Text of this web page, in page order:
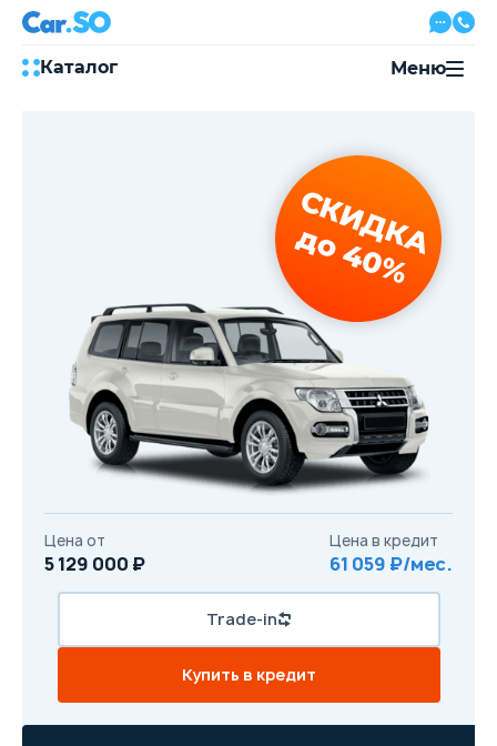
Каталог
8 800 500-03-23
с 08:00 по 20:00, без выходных
Привольная улица, 2, к5
Перезвоните мне
Меню
СКИДКА
до 40%
Цена от
5 129 000 ₽
Цена в кредит
61 059 ₽/мес.
Trade-in
Купить в кредит